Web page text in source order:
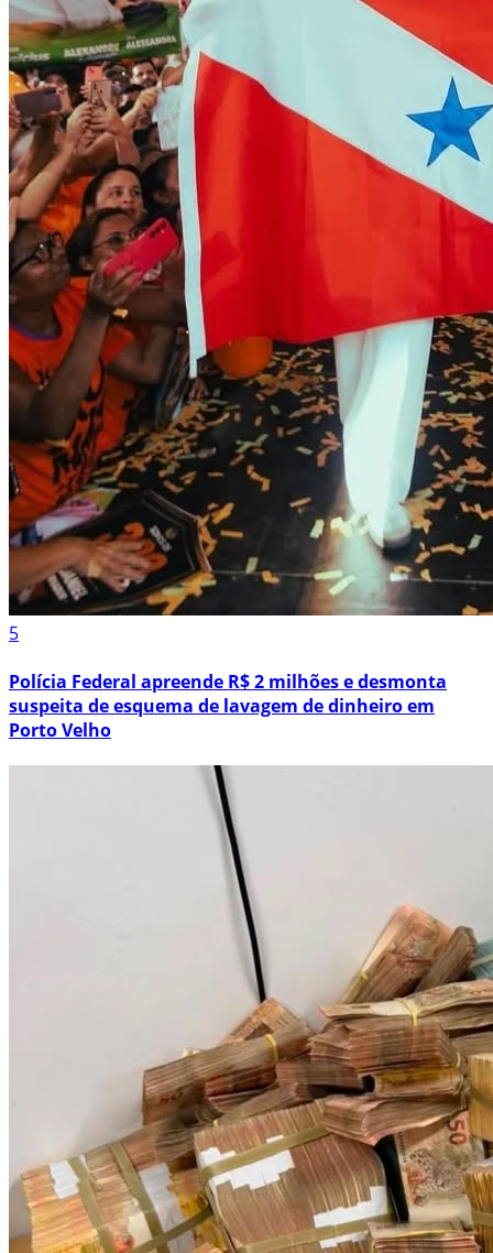
5
Polícia Federal apreende R$ 2 milhões e desmonta
suspeita de esquema de lavagem de dinheiro em
Porto Velho